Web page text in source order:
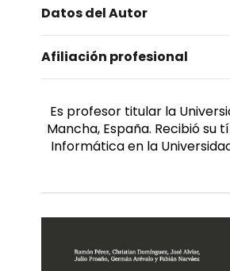
Datos del Autor
Afiliación profesional
Es profesor titular la
Mancha, España. Recibió
Informática en la